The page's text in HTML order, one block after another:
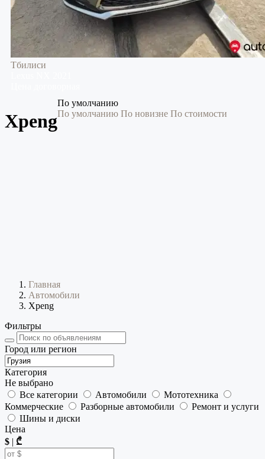
Тбилиси
Xpeng
По умолчанию
По умолчанию По новизне По стоимости
Главная
Автомобили
Xpeng
Фильтры
Город или регион
Категория
Не выбрано
Все категории
Автомобили
Мототехника
Коммерческие
Разборные автомобили
Ремонт и услуги
Шины и диски
Цена
$ | ₾